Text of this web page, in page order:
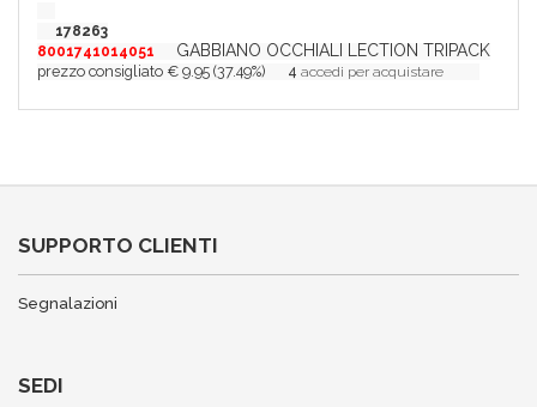
178263
8001741014051
GABBIANO OCCHIALI LECTION TRIPACK
prezzo consigliato € 9.95 (37.49%) 4 accedi per acquistare
SUPPORTO CLIENTI
Segnalazioni
SEDI